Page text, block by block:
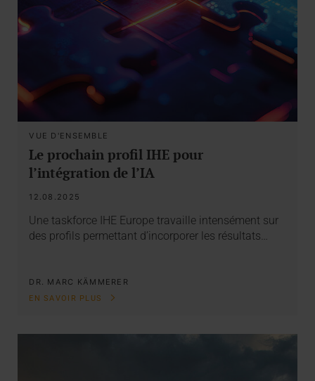
VUE D'ENSEMBLE
Le prochain profil IHE pour
l’intégration de l’IA
12.08.2025
Une taskforce IHE Europe travaille intensément sur
des profils permettant d’incorporer les résultats…
DR. MARC KÄMMERER
EN SAVOIR PLUS